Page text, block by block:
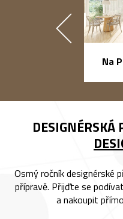
Na
DESIGNÉRSKÁ
Osmý ročník designérské
přípravě. Přijďte se
a nakoupit